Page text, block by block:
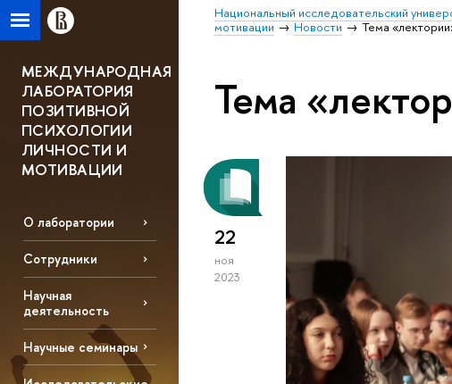
Национальный исследовательский
мотивации
Новости Тема
МЕЖДУНАРОДНАЯ
ЛАБОРАТОРИЯ
ПОЗИТИВНОЙ
ПСИХОЛОГИИ
ЛИЧНОСТИ И
МОТИВАЦИИ
О лаборатории
Сотрудники
Научная
деятельность
Научные семинары
Тема
22
ноя
2023